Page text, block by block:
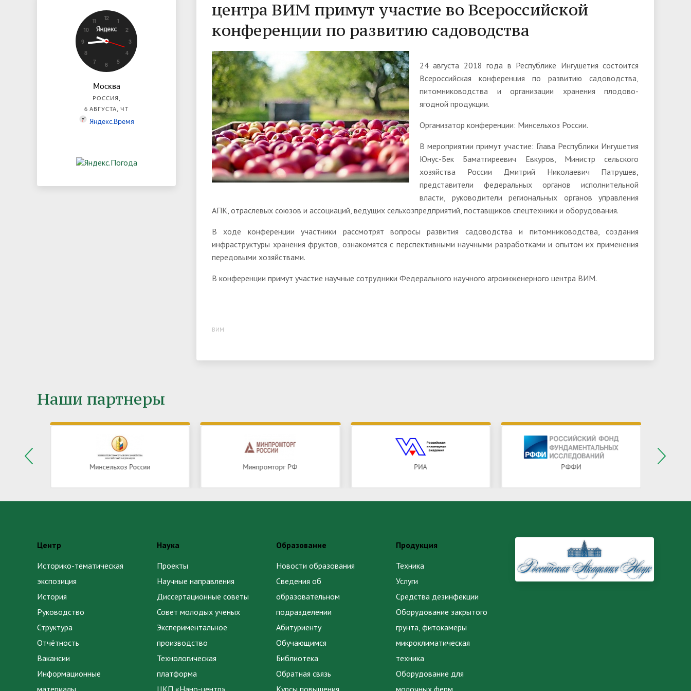
центра ВИМ примут участие во Всероссийской
конференции по развитию садоводства
24 августа 2018 года в Республике Ингушетия состоится
Всероссийская конференция по развитию садоводства,
питомниководства и организации хранения плодово-
ягодной продукции.
Организатор конференции: Минсельхоз России.
В мероприятии примут участие: Глава Республики Ингушетия
Юнус-Бек Баматгиреевич Евкуров, Министр сельского
хозяйства России Дмитрий Николаевич Патрушев,
представители федеральных органов исполнительной
власти, руководители региональных органов управления
АПК, отраслевых союзов и ассоциаций, ведущих сельхозпредприятий, поставщиков спецтехники и оборудования.
В ходе конференции участники рассмотрят вопросы развития садоводства и питомниководства, создания
инфраструктуры хранения фруктов, ознакомятся с перспективными научными разработками и опытом их применения
передовыми хозяйствами.
В конференции примут участие научные сотрудники Федерального научного агроинженерного центра ВИМ.
ВИМ
Наши партнеры
Минсельхоз России Минпромторг РФ РИА РФФИ
Центр
Историко-тематическая
экспозиция
История
Руководство
Структура
Отчётность
Вакансии
Информационные
Наука
Проекты
Научные направления
Диссертационные советы
Совет молодых ученых
Экспериментальное
производство
Технологическая
платформа
Образование
Новости образования
Сведения об
образовательном
подразделении
Абитуриенту
Обучающимся
Библиотека
Обратная связь
Продукция
Техника
Услуги
Средства дезинфекции
Оборудование закрытого
грунта, фитокамеры
микроклиматическая
техника
Оборудование для